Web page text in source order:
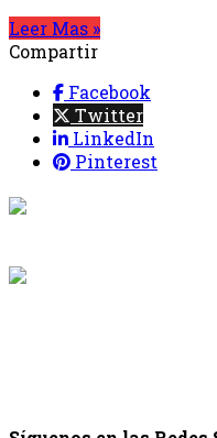
Leer Mas »
Compartir
Facebook
Twitter
LinkedIn
Pinterest